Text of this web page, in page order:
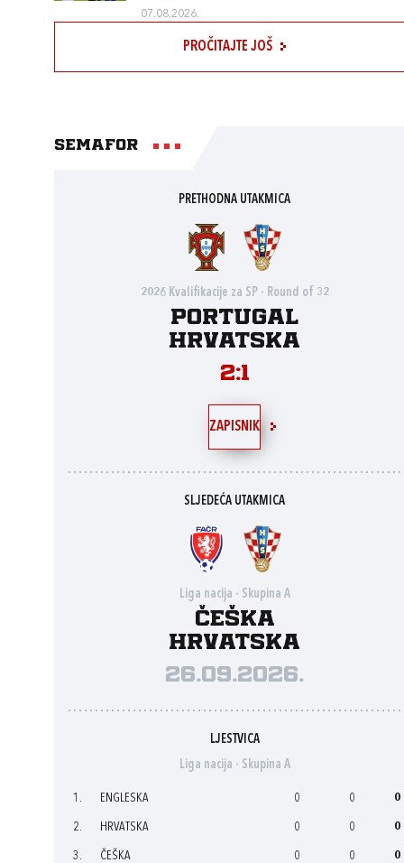
07.08.2026.
PROČITAJTE JOŠ
Semafor
PRETHODNA UTAKMICA
2026 Kvalifikacije za SP - Round of 32
Portugal
Hrvatska
2:1
ZAPISNIK
SLJEDEĆA UTAKMICA
Liga nacija - Skupina A
Češka
Hrvatska
26.09.2026.
LJESTVICA
Liga nacija - Skupina A
1. ENGLESKA 0 0 0
2. HRVATSKA 0 0 0
3. ČEŠKA 0 0 0